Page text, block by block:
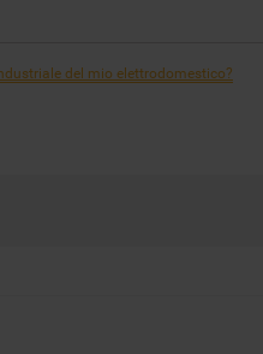
del mio elettrodomestico?